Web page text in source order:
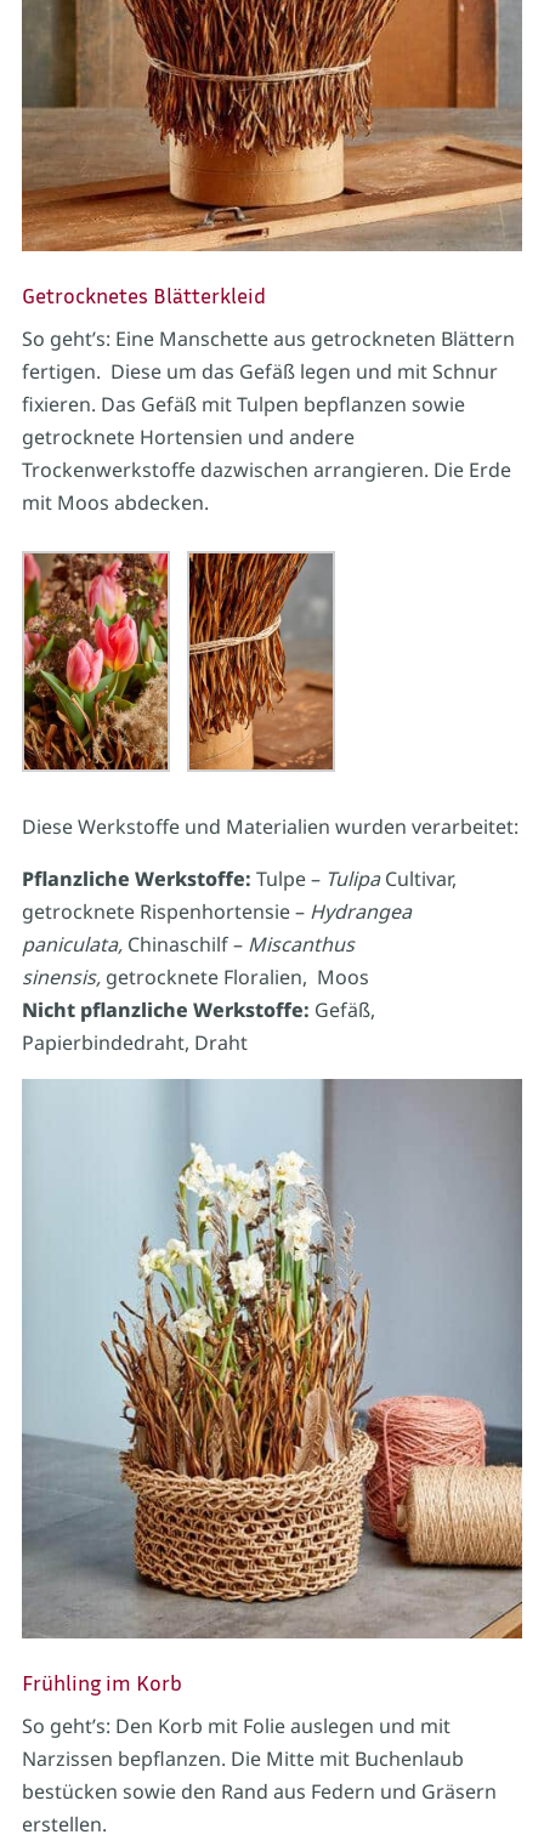
Getrocknetes Blätterkleid
So geht’s: Eine Manschette aus getrockneten Blättern
fertigen. Diese um das Gefäß legen und mit Schnur
fixieren. Das Gefäß mit Tulpen bepflanzen sowie
getrocknete Hortensien und andere
Trockenwerkstoffe dazwischen arrangieren. Die Erde
mit Moos abdecken.
Diese Werkstoffe und Materialien wurden verarbeitet:
Pflanzliche Werkstoffe: Tulpe – TulipaCultivar,
getrocknete Rispenhortensie – Hydrangea
paniculata,Chinaschilf – Miscanthus
sinensis,getrocknete Floralien, Moos
Nicht pflanzliche Werkstoffe: Gefäß,
Papierbindedraht, Draht
Frühling im Korb
So geht’s: Den Korb mit Folie auslegen und mit
Narzissen bepflanzen. Die Mitte mit Buchenlaub
bestücken sowie den Rand aus Federn und Gräsern
erstellen.